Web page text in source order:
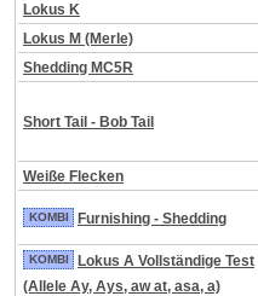
Lokus K
Lokus M (Merle)
Shedding MC5R
Short Tail - Bob Tail
Weiße Flecken
KOMBI Furnishing - Shedding
KOMBI
Lokus A Vollständige Test
(Allele Ay, Ays, aw at, asa, a)